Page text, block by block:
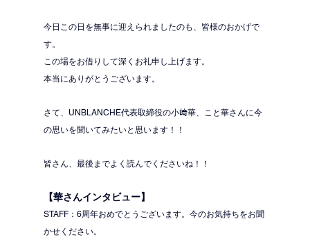
今日この日を無事に迎えられましたのも、皆様のおかげで
す。
この場をお借りして深くお礼申し上げます。
本当にありがとうございます。
さて、UNBLANCHE代表取締役の小﨑華、こと華さんに今
の思いを聞いてみたいと思います！！
皆さん、最後までよく読んでくださいね！！
【華さんインタビュー】
STAFF：6周年おめでとうございます。今のお気持ちをお聞
かせください。